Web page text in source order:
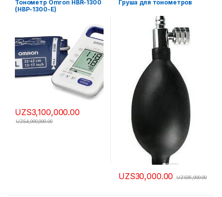
Тонометр Omron HBR-1300
(HBP-1300-E)
рассчитанный на работу в
условиях большого потока
больных
UZS3,100,000.00
UZS4,000,000.00
Груша для тонометров
UZS30,000.00 UZS35,000.00